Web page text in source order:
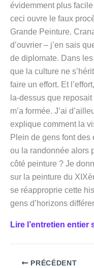
évidemment plus
ceci ouvre le faux
Grande Peinture.
d’ouvrier – j’en sais
de diplomate. Dans
que la culture ne
faire un effort. Et
la-dessus que
m’a formée. J’ai
explique comment la
Plein de gens font des
ou la randonnée alors
côté peinture ? Je
sur la peinture du
se réapproprie cette
gens d’horizons
Lire l’entretien
PRÉCÉDENT